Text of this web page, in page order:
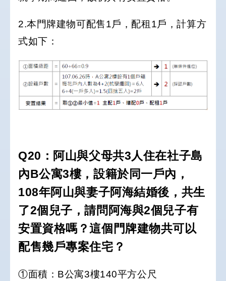
2.本門牌建物可配售1戶，配租1戶，計算方
式如下：
Q20：阿山與父母共3人住在社子島
內B公寓3樓，設籍於同一戶內，
108年阿山與妻子阿海結婚後，共生
了2個兒子，請問阿海與2個兒子有
安置資格嗎？這個門牌建物共可以
配售幾戶專案住宅？
①面積：B公寓3樓140平方公尺